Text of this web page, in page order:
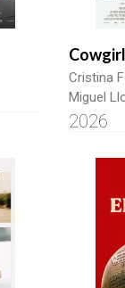
Cowgirl
Cristina
Miguel
2026